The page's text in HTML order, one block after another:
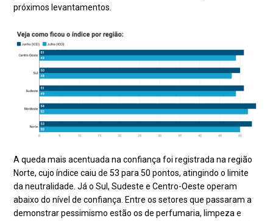
próximos levantamentos.
A queda mais acentuada na confiança foi registrada na região
Norte, cujo índice caiu de 53 para 50 pontos, atingindo o limite
da neutralidade. Já o Sul, Sudeste e Centro-Oeste operam
abaixo do nível de confiança. Entre os setores que passaram a
demonstrar pessimismo estão os de perfumaria, limpeza e